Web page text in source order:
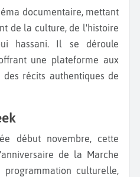
de la culture, de l'histoire
hassani. Il se déroule
une plateforme aux
récits authentiques de
de la Marche
programmation culturelle,